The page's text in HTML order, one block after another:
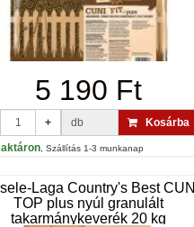
5 190 Ft
+ db
Kosárba
, Szállítás 1-3 munkanap
Laga Country's Best CUNI
TOP plus nyúl granulált
takarmánykeverék 20 kg